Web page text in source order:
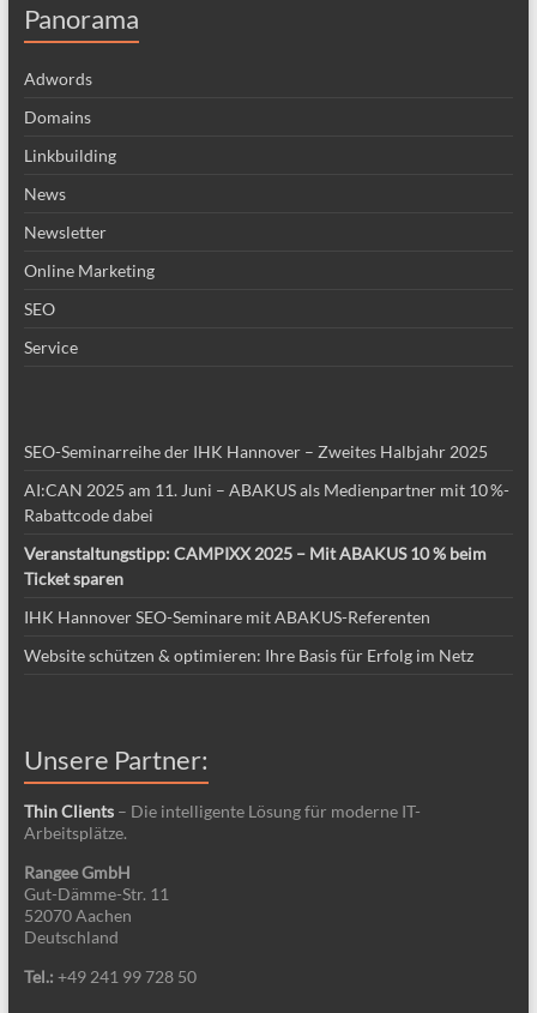
Panorama
Adwords
Domains
Linkbuilding
News
Newsletter
Online Marketing
SEO
Service
SEO-Seminarreihe der IHK Hannover – Zweites Halbjahr 2025
AI:CAN 2025 am 11. Juni – ABAKUS als Medienpartner mit 10 %-
Rabattcode dabei
Veranstaltungstipp: CAMPIXX 2025 – Mit ABAKUS 10 % beim
Ticket sparen
IHK Hannover SEO-Seminare mit ABAKUS-Referenten
Website schützen & optimieren: Ihre Basis für Erfolg im Netz
Unsere Partner:
Thin Clients – Die intelligente Lösung für moderne IT-
Arbeitsplätze.
Rangee GmbH
Gut-Dämme-Str. 11
52070 Aachen
Deutschland
Tel.: +49 241 99 728 50